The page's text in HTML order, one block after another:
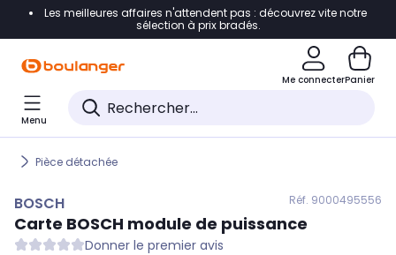
Accéder directement à la navigation
Accéder directement au pied de page
Accéder directement au chatbot
Les meilleures affaires n'attendent pas : découvrez vite notre
sélection à prix bradés.
Me connecterPanier
Menu
Pièce détachée
BOSCH Réf. 9000495556
Carte BOSCH module de puissance
Donner le premier avis